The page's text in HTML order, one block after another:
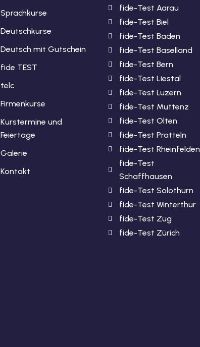
Sprachkurse
Deutschkurse
Deutsch mit Gutschein
fide TEST
telc
Firmenkurse
Kurstermine und
Feiertage
Galerie
Kontakt
fide-Test Aarau
fide-Test Biel
fide-Test Baden
fide-Test Baselland
fide-Test Bern
fide-Test Liestal
fide-Test Luzern
fide-Test Muttenz
fide-Test Olten
fide-Test Pratteln
fide-Test Rheinfelden
fide-Test
Schaffhausen
fide-Test Solothurn
fide-Test Winterthur
fide-Test Zug
fide-Test Zürich